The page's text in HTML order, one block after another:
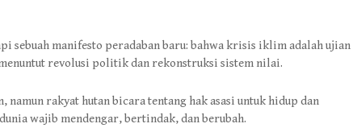
sebuah manifesto peradaban baru: bahwa krisis iklim adalah ujian
revolusi politik dan rekonstruksi sistem nilai.
rakyat hutan bicara tentang hak asasi untuk hidup dan
wajib mendengar, bertindak, dan berubah.